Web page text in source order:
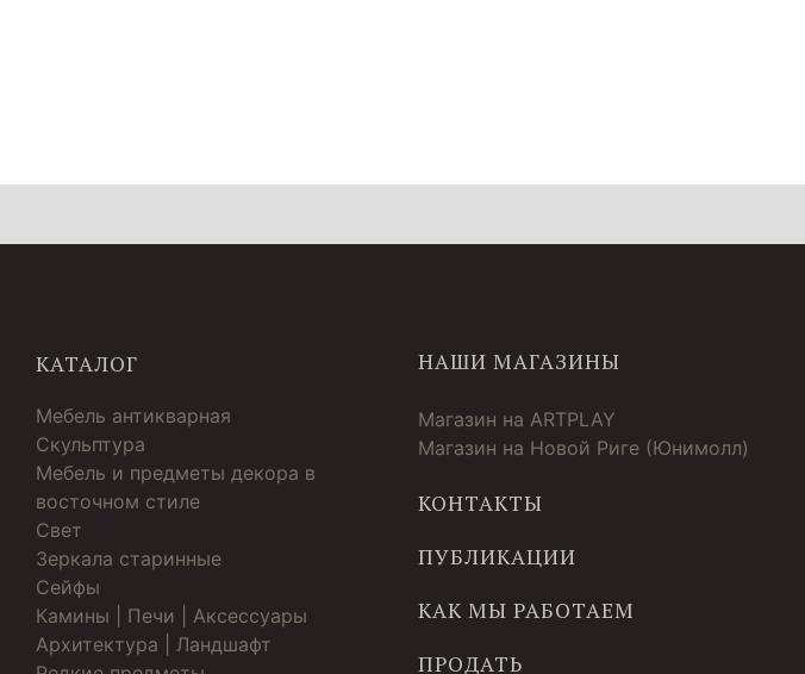
КАТАЛОГ
Мебель антикварная
Скульптура
Мебель и предметы декора в
восточном стиле
Свет
Зеркала старинные
Cейфы
Камины | Печи | Аксессуары
Архитектура | Ландшафт
НАШИ МАГАЗИНЫ
Магазин на ARTPLAY
Магазин на Новой Риге (Юнимолл)
КОНТАКТЫ
ПУБЛИКАЦИИ
КАК МЫ РАБОТАЕМ
ПРОДАТЬ